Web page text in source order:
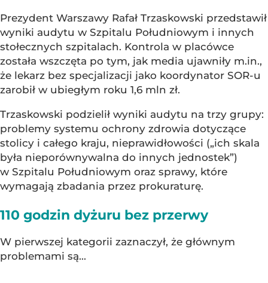
Prezydent Warszawy Rafał Trzaskowski przedstawił
wyniki audytu w Szpitalu Południowym i innych
stołecznych szpitalach. Kontrola w placówce
została wszczęta po tym, jak media ujawniły m.in.,
że lekarz bez specjalizacji jako koordynator SOR-u
zarobił w ubiegłym roku 1,6 mln zł.
Trzaskowski podzielił wyniki audytu na trzy grupy:
problemy systemu ochrony zdrowia dotyczące
stolicy i całego kraju, nieprawidłowości („ich skala
była nieporównywalna do innych jednostek”)
w Szpitalu Południowym oraz sprawy, które
wymagają zbadania przez prokuraturę.
110 godzin dyżuru bez przerwy
W pierwszej kategorii zaznaczył, że głównym
problemami są...